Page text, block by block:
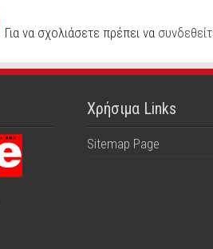
Για να σχολιάσετε πρέπει να
Χρήσιμα Links
Sitemap Page